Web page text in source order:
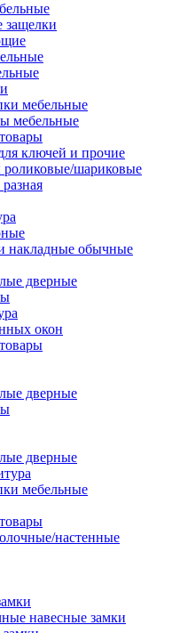
мебельные
мебельные
ключей и прочие
шариковые
накладные обычные
дверные
окон
дверные
дверные
мебельные
настенные
навесные замки